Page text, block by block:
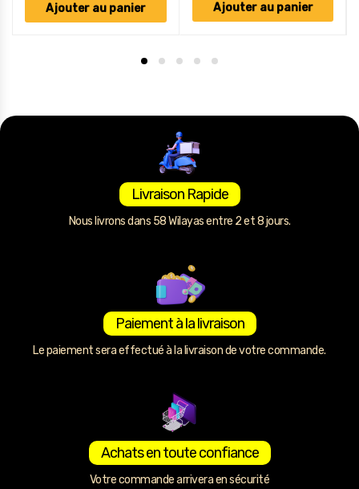
Ajouter au panier Ajouter au panier
Livraison Rapide
Nous livrons dans 58 Wilayas entre 2 et 8 jours.
Paiement à la livraison
Le paiement sera effectué à la livraison de votre commande.
Achats en toute confiance
Votre commande arrivera en sécurité